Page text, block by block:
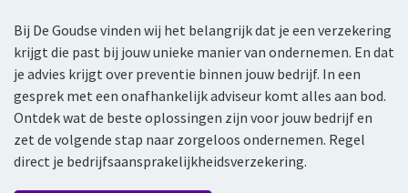
Bij De Goudse vinden wij het belangrijk dat je een verzekering
krijgt die past bij jouw unieke manier van ondernemen. En dat
je advies krijgt over preventie binnen jouw bedrijf. In een
gesprek met een onafhankelijk adviseur komt alles aan bod.
Ontdek wat de beste oplossingen zijn voor jouw bedrijf en
zet de volgende stap naar zorgeloos ondernemen. Regel
direct je bedrijfsaansprakelijkheidsverzekering.